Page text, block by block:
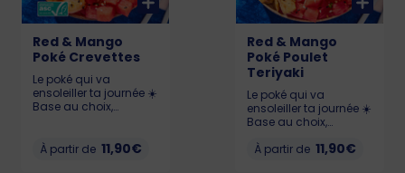
Red & Mango
Poké Crevettes
Le poké qui va
ensoleiller ta journée ☀️
Base au choix,
Edamame, Cream
Cheese et Crevettes
À partir de 11,90€
Red & Mango
Poké Poulet
Teriyaki
Le poké qui va
ensoleiller ta journée ☀️
Base au choix,
de mangue 🥭,
À partir de 11,90€